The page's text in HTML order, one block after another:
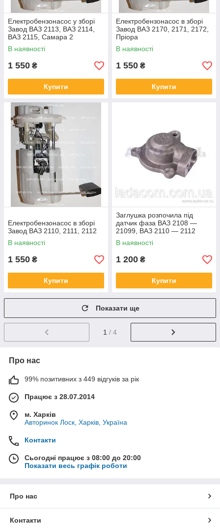
Електробензонасос у зборі
Завод ВАЗ 2113, ВАЗ 2114,
ВАЗ 2115, Самара 2
В наявності
1 550 ₴
Купити
Електробензонасос в зборі
Завод ВАЗ 2170, 2171, 2172,
Пріора
В наявності
1 550 ₴
Купити
Електробензонасос в зборі
Завод ВАЗ 2110, 2111, 2112
В наявності
1 550 ₴
Купити
Заглушка розпочила під
датчик фаза ВАЗ 2108 —
21099, ВАЗ 2110 — 2112
В наявності
1 200 ₴
Купити
Показати ще
1 / 4
Про нас
99% позитивних з 449 відгуків за рік
Працює з 28.07.2014
м. Харків
Авторинок Лоск, Харків, Україна
Контакти
Сьогодні працює з 08:00 до 20:00
Показати весь графік роботи
Про нас
Контакти